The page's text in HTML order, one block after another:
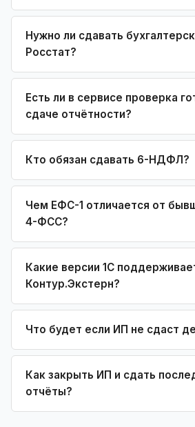
Нужно ли сдавать
Росстат?
Есть ли в сервисе проверка
сдаче отчётности?
Кто обязан сдавать 6-НДФЛ?
Чем ЕФС-1 отличается от
4-ФСС?
Какие версии 1С
Контур.Экстерн?
Что будет если ИП не сдаст
Как закрыть ИП и сдать
отчёты?